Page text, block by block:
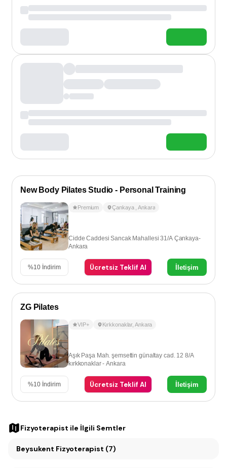
New Body Pilates Studio - Personal Training
Premium Çankaya ,Ankara
Cidde Caddesi Sancak Mahallesi 31/A Çankaya-
Ankara
%10 İndirim Ücretsiz Teklif Al İletişim
ZG Pilates
VIP+ Kırkkonaklar,Ankara
Aşık Paşa Mah. şemsettin günaltay cad. 12 8/A
kırkkonaklar - Ankara
%10 İndirim Ücretsiz Teklif Al İletişim
Fizyoterapist ile İlgili Semtler
Beysukent Fizyoterapist (7)